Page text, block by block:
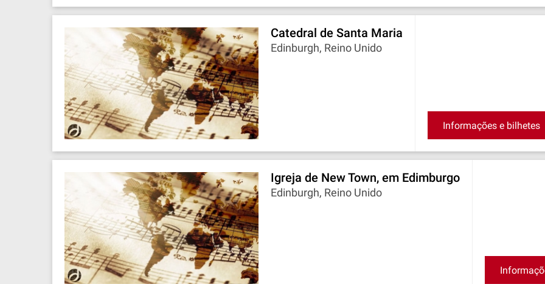
Catedral de Santa Maria
Edinburgh, Reino Unido
Informações e bilhetes
Igreja de New Town, em Edimburgo
Edinburgh, Reino Unido